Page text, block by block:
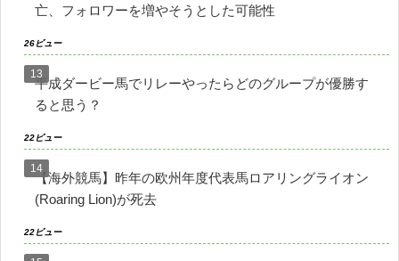
亡、フォロワーを増やそうとした可能性
26ビュー
平成ダービー馬でリレーやったらどのグループが優勝す
ると思う？
22ビュー
【海外競馬】昨年の欧州年度代表馬ロアリングライオン
(Roaring Lion)が死去
22ビュー